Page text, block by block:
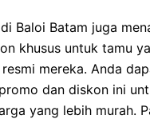
Baloi Batam juga
khusus untuk tamu
mereka. Anda
dan diskon ini
yang lebih murah.